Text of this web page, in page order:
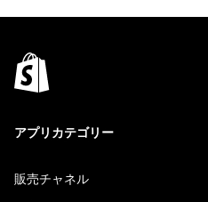
アプリカテゴリー
販売チャネル